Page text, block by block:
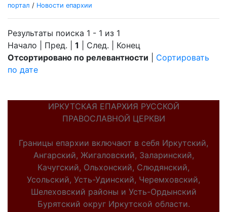
портал / Новости епархии
Результаты поиска 1 - 1 из 1
Начало | Пред. | 1 | След. | Конец
Отсортировано по релевантности
Сортировать
по дате
ИРКУТСКАЯ ЕПАРХИЯ РУССКОЙ
ПРАВОСЛАВНОЙ ЦЕРКВИ
Границы епархии включают в себя Иркутский,
Ангарский, Жигаловский, Заларинский,
Качугский, Ольхонский, Слюдянский,
Усольский, Усть-Удинский, Черемховский,
Шелеховский районы и Усть-Ордынский
Бурятский округ Иркутской области.